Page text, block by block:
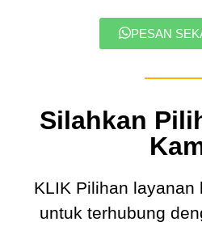
PESAN
Silahkan
KLIK Pilihan layanan
untuk terhubung